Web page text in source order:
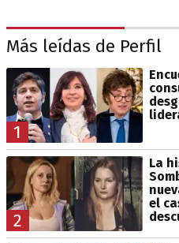
Más leídas de Perfil
1
2
La
el